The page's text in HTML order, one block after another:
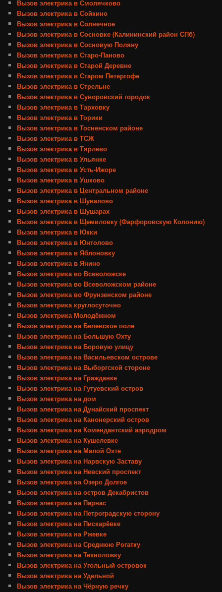
Вызов электрика в Смолячково
Вызов электрика в Сойкино
Вызов электрика в Солнечное
Вызов электрика в Сосновке (Калининский район СПб)
Вызов электрика в Сосновую Поляну
Вызов электрика в Старо-Паново
Вызов электрика в Старой Деревне
Вызов электрика в Старом Петергофе
Вызов электрика в Стрельне
Вызов электрика в Суворовский городок
Вызов электрика в Тарховку
Вызов электрика в Торики
Вызов электрика в Тосненском районе
Вызов электрика в ТСЖ
Вызов электрика в Тярлево
Вызов электрика в Ульянке
Вызов электрика в Усть-Ижоре
Вызов электрика в Ушково
Вызов электрика в Центральном районе
Вызов электрика в Шувалово
Вызов электрика в Шушарах
Вызов электрика в Щемиловку (Фарфоровскую Колонию)
Вызов электрика в Юкки
Вызов электрика в Юнтолово
Вызов электрика в Яблоновку
Вызов электрика в Янино
Вызов электрика во Всеволожске
Вызов электрика во Всеволожском районе
Вызов электрика во Фрунзенском районе
Вызов электрика круглосуточно
Вызов электрика Молодёжном
Вызов электрика на Белевское поле
Вызов электрика на Большую Охту
Вызов электрика на Боровую улицу
Вызов электрика на Васильевском острове
Вызов электрика на Выборгской стороне
Вызов электрика на Гражданке
Вызов электрика на Гутуевский остров
Вызов электрика на дом
Вызов электрика на Дунайский проспект
Вызов электрика на Канонерский остров
Вызов электрика на Комендантский аэродром
Вызов электрика на Кушелевке
Вызов электрика на Малой Охте
Вызов электрика на Нарвскую Заставу
Вызов электрика на Невский проспект
Вызов электрика на Озеро Долгое
Вызов электрика на остров Декабристов
Вызов электрика на Парнас
Вызов электрика на Петроградскую сторону
Вызов электрика на Пискарёвке
Вызов электрика на Ржевке
Вызов электрика на Среднюю Рогатку
Вызов электрика на Техноложку
Вызов электрика на Угольный островок
Вызов электрика на Удельной
Вызов электрика на Чёрную речку